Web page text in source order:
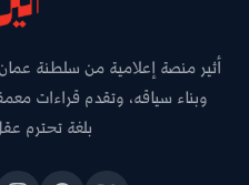
أثير منصة إعلامية من سلطنة
وبناء سياقه، وتقدم قراءات
بلغة تحترم